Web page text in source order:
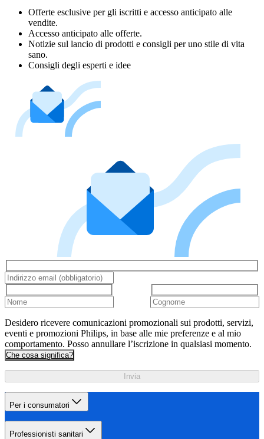
Offerte esclusive per gli iscritti e accesso anticipato alle
vendite.
Accesso anticipato alle offerte.
Notizie sul lancio di prodotti e consigli per uno stile di vita
sano.
Consigli degli esperti e idee
Desidero ricevere comunicazioni promozionali sui prodotti, servizi,
eventi e promozioni Philips, in base alle mie preferenze e al mio
comportamento. Posso annullare l’iscrizione in qualsiasi momento.
Che cosa significa?
Invia
Per i consumatori
Professionisti sanitari